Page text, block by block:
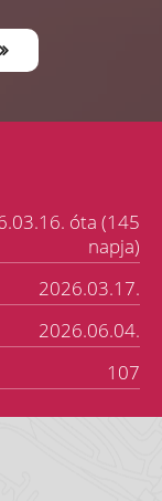
óta (145
napja)
2026.03.17.
2026.06.04.
107